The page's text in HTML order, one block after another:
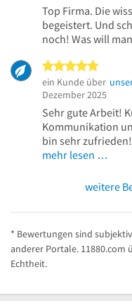
Top Firma. Die
begeistert. Und
noch! Was will
ein Kunde über
Dezember 2025
Sehr gute Arbeit!
Kommunikation
bin sehr zufrieden!
mehr lesen …
weitere
* Bewertungen sind
anderer Portale.
Echtheit.